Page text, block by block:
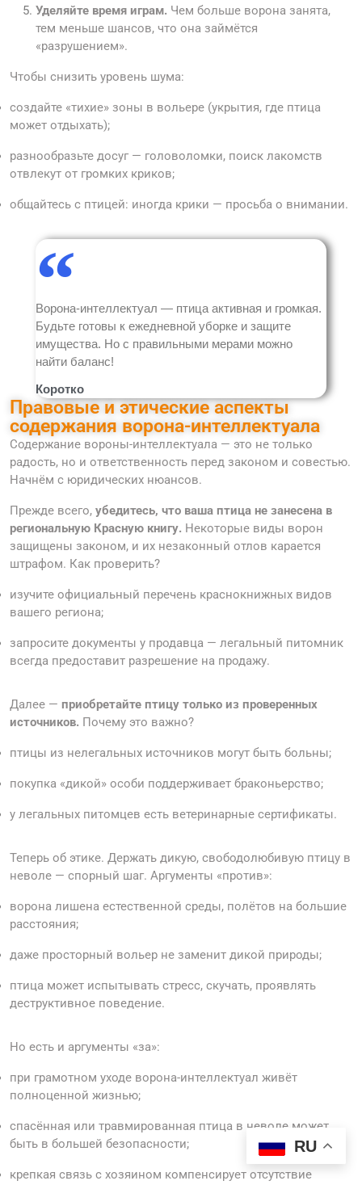
Уделяйте время играм. Чем больше ворона занята,
тем меньше шансов, что она займётся
«разрушением».
Чтобы снизить уровень шума:
создайте «тихие» зоны в вольере (укрытия, где птица
может отдыхать);
разнообразьте досуг — головоломки, поиск лакомств
отвлекут от громких криков;
общайтесь с птицей: иногда крики — просьба о внимании.
Ворона-интеллектуал — птица активная и громкая.
Будьте готовы к ежедневной уборке и защите
имущества. Но с правильными мерами можно
найти баланс!
Коротко
Правовые и этические аспекты
содержания ворона-интеллектуала
Содержание вороны-интеллектуала — это не только
радость, но и ответственность перед законом и совестью.
Начнём с юридических нюансов.
Прежде всего, убедитесь, что ваша птица не занесена в
региональную Красную книгу. Некоторые виды ворон
защищены законом, и их незаконный отлов карается
штрафом. Как проверить?
изучите официальный перечень краснокнижных видов
вашего региона;
запросите документы у продавца — легальный питомник
всегда предоставит разрешение на продажу.
Далее — приобретайте птицу только из проверенных
источников. Почему это важно?
птицы из нелегальных источников могут быть больны;
покупка «дикой» особи поддерживает браконьерство;
у легальных питомцев есть ветеринарные сертификаты.
Теперь об этике. Держать дикую, свободолюбивую птицу в
неволе — спорный шаг. Аргументы «против»:
ворона лишена естественной среды, полётов на большие
расстояния;
даже просторный вольер не заменит дикой природы;
птица может испытывать стресс, скучать, проявлять
деструктивное поведение.
Но есть и аргументы «за»:
при грамотном уходе ворона-интеллектуал живёт
полноценной жизнью;
спасённая или травмированная птица в неволе может
быть в большей безопасности;
крепкая связь с хозяином компенсирует отсутствие
RU